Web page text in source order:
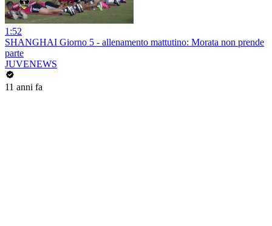
1:52
SHANGHAI Giorno 5 - allenamento mattutino: Morata non prende
parte
JUVENEWS
11 anni fa